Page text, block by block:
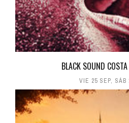
BLACK SOUND
VIE 25 SEP, SÁB